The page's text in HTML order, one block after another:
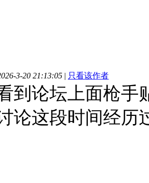
3-20 21:13:05 | 只看该作者
到论坛上面枪手
论这段时间经历